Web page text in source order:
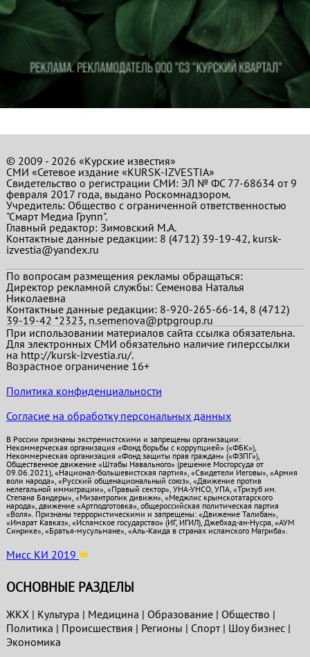
© 2009 - 2026 «Курские известия»
СМИ «Сетевое издание «KURSK-IZVESTIA»
Свидетельство о регистрации СМИ: ЭЛ № ФС 77-68634 от 9
февраля 2017 года, выдано Роскомнадзором.
Учредитель: Общество с ограниченной ответственностью
"Смарт Медиа Групп".
Главный редактор:Зимовский М.А.
Контактные данные редакции: 8 (4712) 39-19-42, kursk-
izvestia@yandex.ru
По вопросам размещения рекламы обращаться:
Директор рекламной службы: Семенова Наталья
Николаевна
Контактные данные редакции: 8-920-265-66-14, 8 (4712)
39-19-42 *2323, n.semenova@ptpgroup.ru
При использовании материалов сайта ссылка обязательна.
Для электронных СМИ обязательно наличие гиперссылки
на http://kursk-izvestia.ru/.
Возрастное ограничение 16+
Политика конфиденциальности
Согласие на обработку персональных данных
В России признаны экстремистскими и запрещены организации:
Некоммерческая организация «Фонд борьбы с коррупцией» («ФБК»),
Некоммерческая организация «Фонд защиты прав граждан» («ФЗПГ»),
Общественное движение «Штабы Навального» (решение Мосгорсуда от
09.06.2021), «Национал-большевистская партия», «Свидетели Иеговы», «Армия
воли народа», «Русский общенациональный союз», «Движение против
нелегальной иммиграции», «Правый сектор», УНА-УНСО, УПА, «Тризуб им.
Степана Бандеры», «Мизантропик дивижн», «Меджлис крымскотатарского
народа», движение «Артподготовка», общероссийская политическая партия
«Воля». Признаны террористическими и запрещены: «Движение Талибан»,
«Имарат Кавказ», «Исламское государство» (ИГ, ИГИЛ), Джебхад-ан-Нусра, «АУМ
Синрике», «Братья-мусульмане», «Аль-Каида в странах исламского Магриба».
Мисс КИ 2019
ОСНОВНЫЕ РАЗДЕЛЫ
ЖКХ| Культура | Медицина | Образование| Общество |
Политика | Проиcшествия | Регионы | Спорт| Шоу бизнес|
Экономика